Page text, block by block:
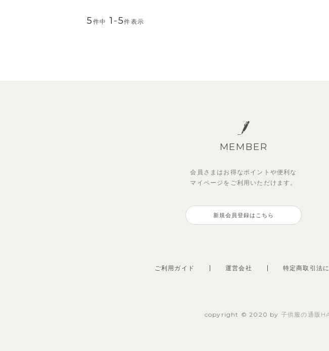
5 件中 1 -5件表示
MEMBER
会員さまはお得なポイントや便利な
マイページを ご利用いただけます。
新規会員登録はこちら
ご利用ガイド 運営会社 特定商取引法
copyright © 2020 by 子供服の通販